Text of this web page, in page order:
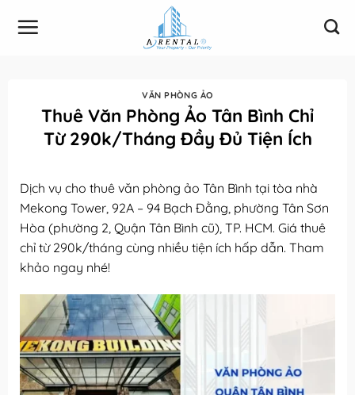
qua
VĂN PHÒNG ẢO
Thuê Văn Phòng Ảo Tân Bình Chỉ
Từ 290k/Tháng Đầy Đủ Tiện Ích
Dịch vụ cho thuê văn phòng ảo Tân Bình tại tòa nhà
Mekong Tower, 92A – 94 Bạch Đằng, phường Tân Sơn
Hòa (phường 2, Quận Tân Bình cũ), TP. HCM. Giá thuê
chỉ từ 290k/tháng cùng nhiều tiện ích hấp dẫn. Tham
khảo ngay nhé!